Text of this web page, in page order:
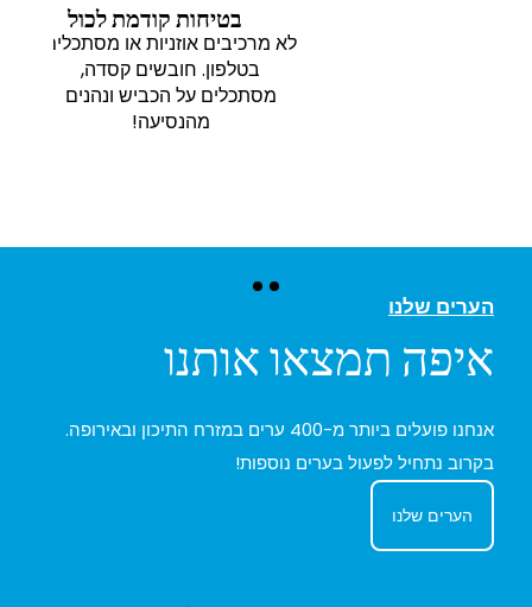
בטיחות קודמת לכול
לא מרכיבים אוזניות או מסתכלים
בטלפון. חובשים קסדה,
מסתכלים על הכביש ונהנים
מהנסיעה!
הערים שלנו
איפה תמצאו אותנו
אנחנו פועלים ביותר מ-400 ערים במזרח התיכון ובאירופה.
בקרוב נתחיל לפעול בערים נוספות!
הערים שלנו